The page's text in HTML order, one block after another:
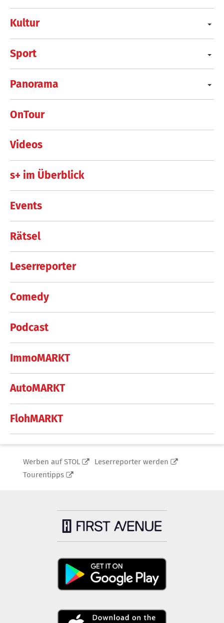
Kultur
Sport
Panorama
OnTour
Videos
s+ im Überblick
Events
Rätsel
Leserreporter
Comedy
Podcast
ImmoMARKT
AutoMARKT
FlohMARKT
Werben auf STOL
Leserreporter werden
Tourentipps